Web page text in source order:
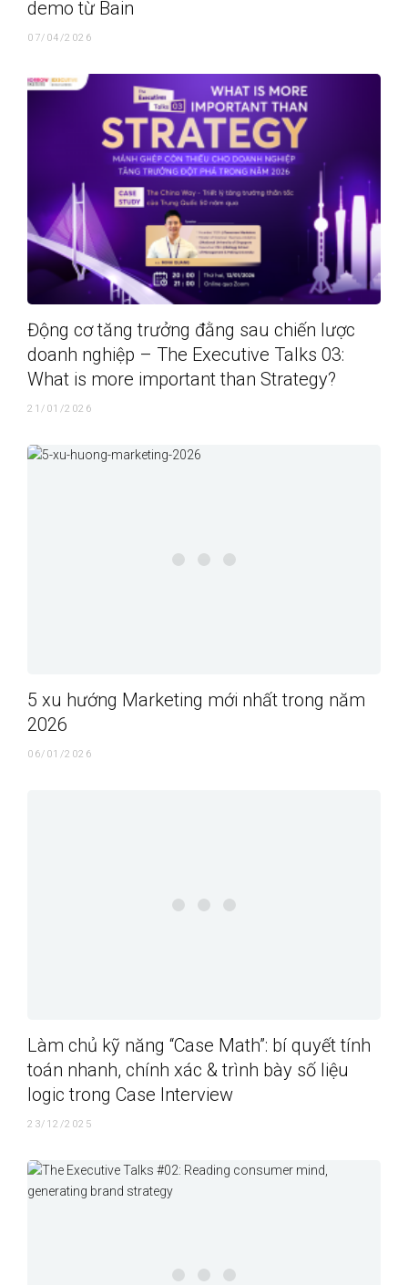
demo từ Bain
07/04/2026
Động cơ tăng trưởng đằng sau chiến lược
doanh nghiệp – The Executive Talks 03:
What is more important than Strategy?
21/01/2026
5 xu hướng Marketing mới nhất trong năm
2026
06/01/2026
Làm chủ kỹ năng “Case Math”: bí quyết tính
toán nhanh, chính xác & trình bày số liệu
logic trong Case Interview
23/12/2025